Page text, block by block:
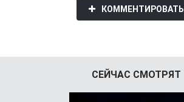
КОММЕНТИРОВАТЬ
СЕЙЧАС СМОТРЯТ